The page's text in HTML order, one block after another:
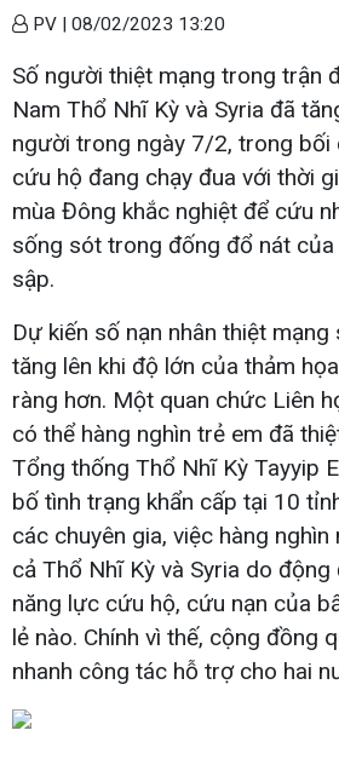
PV | 08/02/2023 13:20
Số người thiệt mạng trong trận
Nam Thổ Nhĩ Kỳ và Syria đã
người trong ngày 7/2, trong bối
cứu hộ đang chạy đua với thời
mùa Đông khắc nghiệt để cứu
sống sót trong đống đổ nát
sập.
Dự kiến số nạn nhân thiệt
tăng lên khi độ lớn của thảm
ràng hơn. Một quan chức Liên
có thể hàng nghìn trẻ em đã
Tổng thống Thổ Nhĩ Kỳ Tayyip
bố tình trạng khẩn cấp tại 10
các chuyên gia, việc hàng
cả Thổ Nhĩ Kỳ và Syria do
năng lực cứu hộ, cứu nạn của
lẻ nào. Chính vì thế, cộng đồng
nhanh công tác hỗ trợ cho hai